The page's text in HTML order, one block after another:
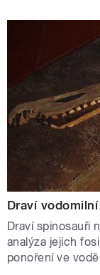
Draví
Draví spinosauři
analýza jejich
ponoření ve